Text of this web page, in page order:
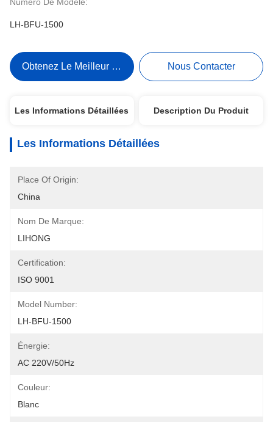
LH-BFU-1500
Obtenez Le Meilleur Prix Nous Contacter
Les Informations Détaillées Description Du Produit
Les Informations Détaillées
Place Of Origin:
China
Nom De Marque:
LIHONG
Certification:
ISO 9001
Model Number:
LH-BFU-1500
Énergie:
AC 220V/50Hz
Couleur:
Blanc